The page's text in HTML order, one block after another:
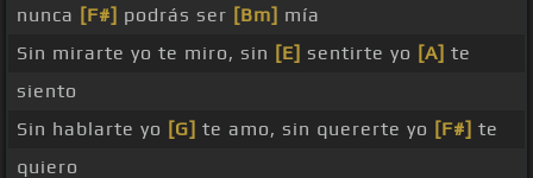
nunca [F#] podrás ser [Bm] mía
Sin mirarte yo te miro, sin [E] sentirte yo [A] te
siento
Sin hablarte yo [G] te amo, sin quererte yo [F#] te
quiero